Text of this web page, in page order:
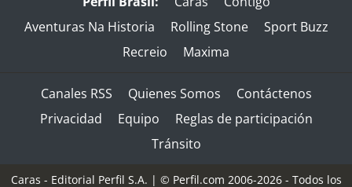
Aventuras Na Historia
Rolling Stone
Sport Buzz
Recreio
Maxima
Canales RSS Quienes Somos
Contáctenos
Privacidad
Equipo
Reglas de participación
Tránsito
Caras - Editorial Perfil S.A. | © Perfil.com 2006-2026 - Todos los